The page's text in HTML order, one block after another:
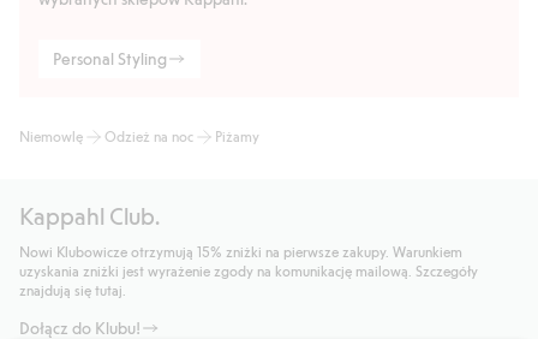
Personal Styling
Niemowlę Odzież na noc Piżamy
Kappahl Club.
Nowi Klubowicze otrzymują 15% zniżki na pierwsze zakupy. Warunkiem
uzyskania zniżki jest wyrażenie zgody na komunikację mailową. Szczegóły
znajdują się tutaj.
Dołącz do Klubu!